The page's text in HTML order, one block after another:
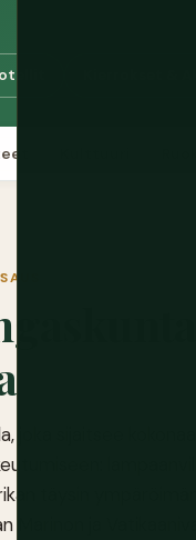
joka sijaitsee
täysin
Marinon ja